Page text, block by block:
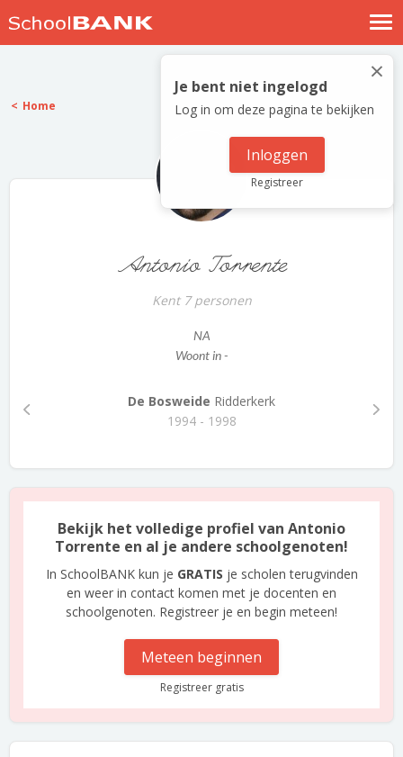
Nostalgische verhalen
Log in
Meld je gratis aan
×
Je bent niet ingelogd
Log in om deze pagina te bekijken
Inloggen
Registreer
Home
Antonio Torrente
Kent 7 personen
NA
Woont in -
De Bosweide Ridderkerk
1994 - 1998
Bekijk het volledige profiel van Antonio
Torrente en al je andere schoolgenoten!
In SchoolBANK kun je GRATIS je scholen terugvinden
en weer in contact komen met je docenten en
schoolgenoten. Registreer je en begin meteen!
Meteen beginnen
Registreer gratis